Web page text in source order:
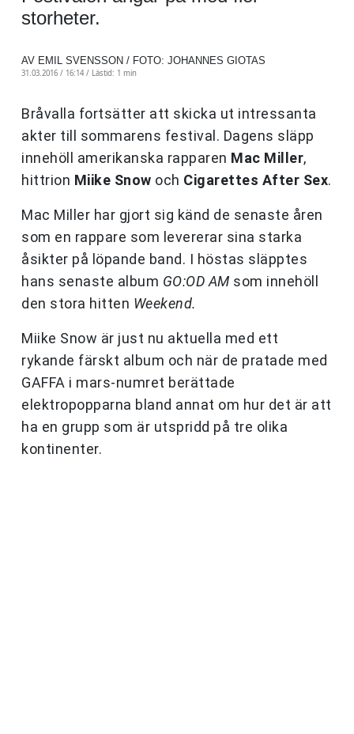
storheter.
AV EMIL SVENSSON / FOTO: JOHANNES GIOTAS
31.03.2016 / 16:14 / Lästid: 1 min
Bråvalla fortsätter att skicka ut intressanta
akter till sommarens festival. Dagens släpp
innehöll amerikanska rapparen Mac Miller,
hittrion Miike Snow och Cigarettes After Sex.
Mac Miller har gjort sig känd de senaste åren
som en rappare som levererar sina starka
åsikter på löpande band. I höstas släpptes
hans senaste album GO:OD AM som innehöll
den stora hitten Weekend.
Miike Snow är just nu aktuella med ett
rykande färskt album och när de pratade med
GAFFA i mars-numret berättade
elektropopparna bland annat om hur det är att
ha en grupp som är utspridd på tre olika
kontinenter.